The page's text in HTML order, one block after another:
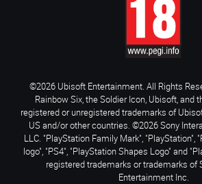
©2026 Ubisoft Entertainment. All Rights
Rainbow Six, the Soldier Icon, Ubisoft, and
registered or unregistered trademarks of
US and/or other countries. ©2026 Sony
LLC. "PlayStation Family Mark", "PlayStation",
logo", "PS4", "PlayStation Shapes Logo" and
registered trademarks or trademarks of
Entertainment Inc.